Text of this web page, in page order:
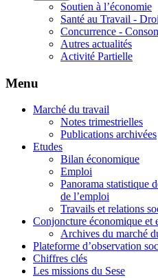
Soutien à l’économie
Santé au Travail -
Concurrence -
Autres actualités
Activité Partielle
Menu
Marché du travail
Notes trimestrielles
Publications archivées
Etudes
Bilan économique
Emploi
Panorama statistique
de l’emploi
Travails et relations
Conjoncture économique et
Archives du marché
Plateforme d’observation
Chiffres clés
Les missions du Sese